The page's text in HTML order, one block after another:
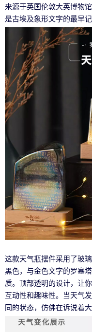
来源于英国伦敦大英博物
是古埃及象形文字的最早
这款天气瓶摆件采用了玻
黑色，与金色文字的罗塞
质。顶部透明的设计，让
互动性和趣味性。当天气
同的状态，仿佛在诉说着大